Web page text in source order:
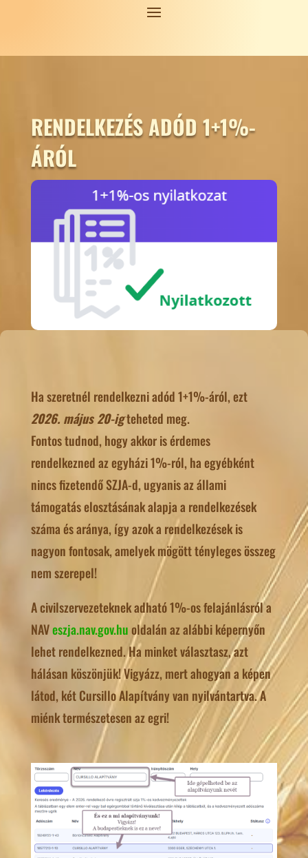
RENDELKEZÉS ADÓD 1+1%-
ÁRÓL
Ha szeretnél rendelkezni adód 1+1%-áról, ezt
2026. május 20-igteheted meg.
Fontos tudnod, hogy akkor is érdemes
rendelkezned az egyházi 1%-ról, ha egyébként
nincs fizetendő SZJA-d, ugyanis az állami
támogatás elosztásának alapja a rendelkezések
száma és aránya, így azok a rendelkezések is
nagyon fontosak, amelyek mögött tényleges összeg
nem szerepel!
A civilszervezeteknek adható 1%-os felajánlásról a
NAVeszja.nav.gov.huoldalán az alábbi képernyőn
lehet rendelkezned. Ha minket választasz, azt
hálásan köszönjük! Vigyázz, mert ahogyan a képen
látod, két Cursillo Alapítvány van nyilvántartva. A
miénk természetesen az egri!